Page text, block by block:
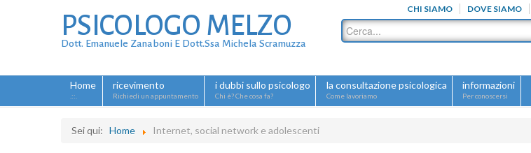
CHI SIAMO DOVE SIAMO
PSICOLOGO MELZO
Dott. Emanuele Zanaboni E Dott.ssa Michela Scramuzza
Home
.::.
ricevimento
Richiedi un appuntamento
i dubbi sullo psicologo
Chi è? Che cosa fa?
la consultazione psicologica
Come lavoriamo
informazioni
Per conoscersi
Sei qui: Home Internet, social network e adolescenti